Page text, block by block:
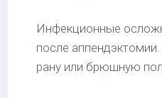
Инфекционные
после
рану или брюшную